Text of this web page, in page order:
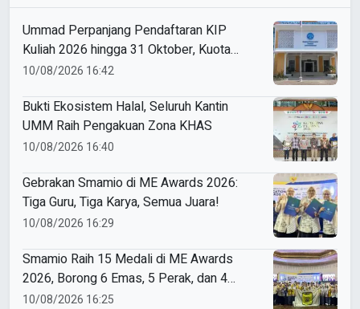
Ummad Perpanjang Pendaftaran KIP
Kuliah 2026 hingga 31 Oktober, Kuota
Ratusan Menanti
10/08/2026 16:42
Bukti Ekosistem Halal, Seluruh Kantin
UMM Raih Pengakuan Zona KHAS
10/08/2026 16:40
Gebrakan Smamio di ME Awards 2026:
Tiga Guru, Tiga Karya, Semua Juara!
10/08/2026 16:29
Smamio Raih 15 Medali di ME Awards
2026, Borong 6 Emas, 5 Perak, dan 4
Perunggu
10/08/2026 16:25